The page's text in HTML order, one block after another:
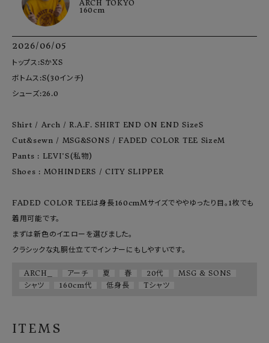
ARCH TOKYO
160cm
2026/06/05
トップス:SかXS
ボトムス:S(30インチ)
シューズ:26.0
Shirt / Arch / R.A.F. SHIRT END ON END SizeS
Cut&sewn / MSG&SONS / FADED COLOR TEE SizeM
Pants : LEVI'S(私物)
Shoes : MOHINDERS / CITY SLIPPER
FADED COLOR TEEは身長160cmMサイズでややゆったり目。1枚でも
着用可能です。
まずは新色のイエローを選びました。
ARCH_ アーチ 夏 春 20代
MSG & SONS
シャツ
160cm代 低身長 Tシャツ
ITEMS